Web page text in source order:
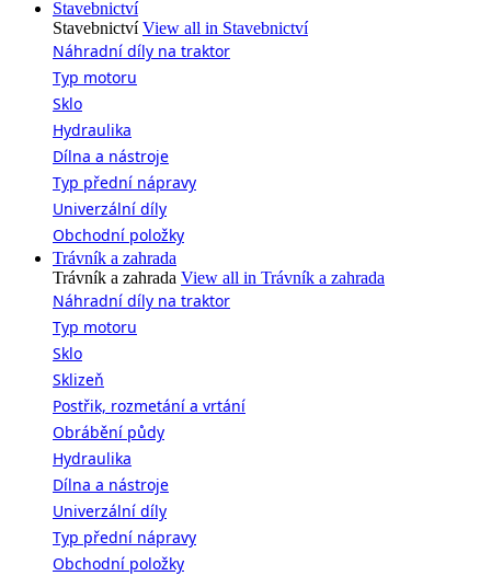
Stavebnictví
Stavebnictví View all in Stavebnictví
Náhradní díly na traktor
Typ motoru
Sklo
Hydraulika
Dílna a nástroje
Typ přední nápravy
Univerzální díly
Obchodní položky
Trávník a zahrada
Trávník a zahrada View all in Trávník a zahrada
Náhradní díly na traktor
Typ motoru
Sklo
Sklizeň
Postřik, rozmetání a vrtání
Obrábění půdy
Hydraulika
Dílna a nástroje
Univerzální díly
Typ přední nápravy
Obchodní položky